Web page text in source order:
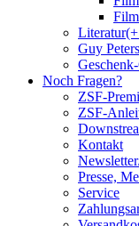
Guy
Noch Fragen?
ZSF-
ZSF-
Kontakt
Presse,
Service